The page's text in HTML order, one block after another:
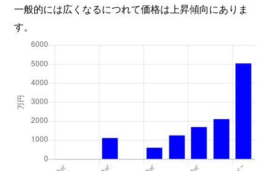
一般的には広くなるにつれて価格は上昇傾向にありま
す。